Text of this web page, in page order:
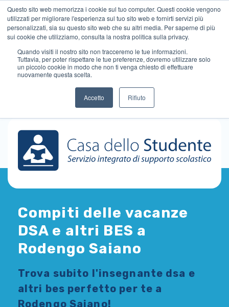
Questo sito web memorizza i cookie sul tuo computer. Questi cookie vengono
utilizzati per migliorare l'esperienza sul tuo sito web e fornirti servizi più
personalizzati, sia su questo sito web che su altri media. Per saperne di più
sui cookie che utilizziamo, consulta la nostra politica sulla privacy.
Quando visiti il ​​nostro sito non tracceremo le tue informazioni.
Tuttavia, per poter rispettare le tue preferenze, dovremo utilizzare solo
un piccolo cookie in modo che non ti venga chiesto di effettuare
nuovamente questa scelta.
Accetto Rifiuto
Compiti delle vacanze
DSA e altri BES a
Rodengo Saiano
Trova subito l'insegnante dsa e
altri bes perfetto per te a
Rodengo Saiano!